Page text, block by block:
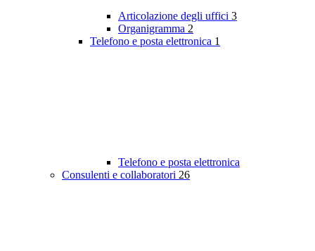
Articolazione degli uffici 3
Organigramma 2
Telefono e posta elettronica 1
Telefono e posta elettronica
Consulenti e collaboratori 26